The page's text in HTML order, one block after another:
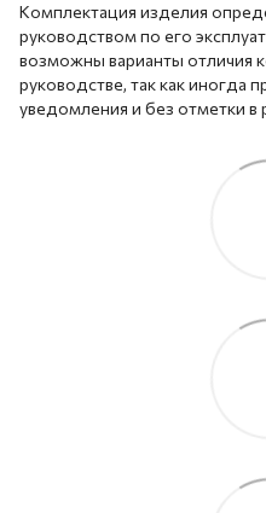
Комплектация изделия
руководством по его
возможны варианты отличия
руководстве, так как иногда
уведомления и без отметки в